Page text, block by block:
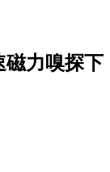
磁力嗅探下